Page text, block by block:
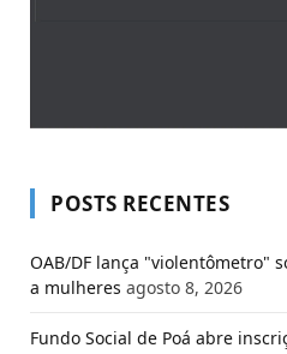
POSTS RECENTES
OAB/DF lança "violentômetro"
a mulheres agosto 8, 2026
Fundo Social de Poá abre